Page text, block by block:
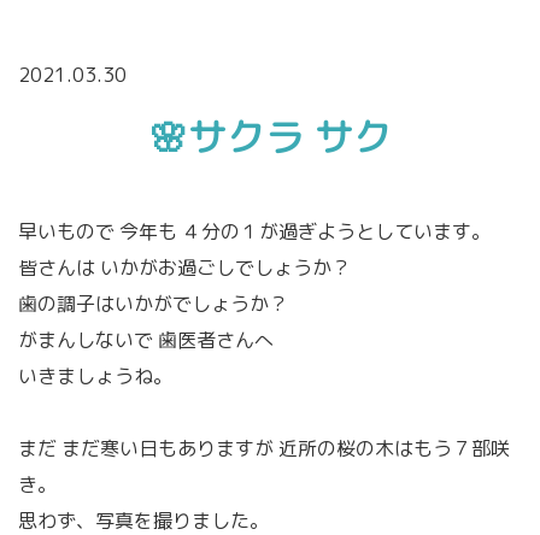
2021.03.30
🌸サクラ サク
早いもので 今年も ４分の１が過ぎようとしています。
皆さんは いかがお過ごしでしょうか？
歯の調子はいかがでしょうか？
がまんしないで 歯医者さんへ
いきましょうね｡
まだ まだ寒い日もありますが 近所の桜の木はもう７部咲
き。
思わず、写真を撮りました。